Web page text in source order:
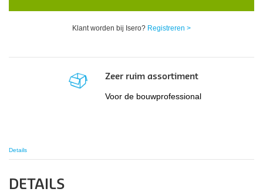
Klant worden bij Isero? Registreren >
Zeer ruim assortiment
Voor de bouwprofessional
Details
DETAILS